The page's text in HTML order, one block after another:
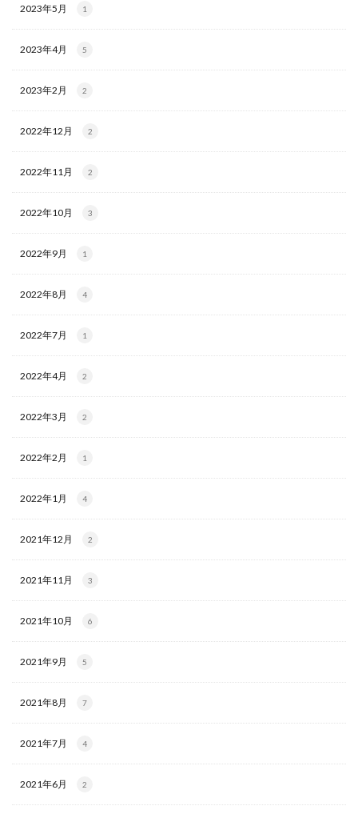
2023年5月 1
2023年4月 5
2023年2月 2
2022年12月 2
2022年11月 2
2022年10月 3
2022年9月 1
2022年8月 4
2022年7月 1
2022年4月 2
2022年3月 2
2022年2月 1
2022年1月 4
2021年12月 2
2021年11月 3
2021年10月 6
2021年9月 5
2021年8月 7
2021年7月 4
2021年6月 2